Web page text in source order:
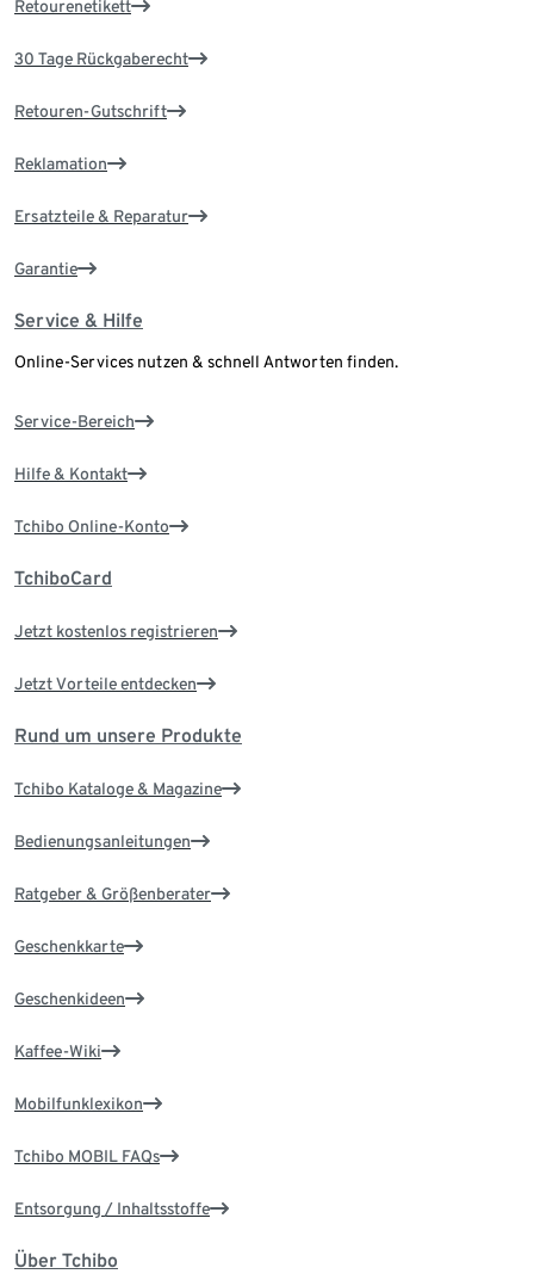
Retourenetikett
30 Tage Rückgaberecht
Retouren-Gutschrift
Reklamation
Ersatzteile & Reparatur
Garantie
Service & Hilfe
Online-Services nutzen & schnell Antworten finden.
Service-Bereich
Hilfe & Kontakt
Tchibo Online-Konto
TchiboCard
Jetzt kostenlos registrieren
Jetzt Vorteile entdecken
Rund um unsere Produkte
Tchibo Kataloge & Magazine
Bedienungsanleitungen
Ratgeber & Größenberater
Geschenkkarte
Geschenkideen
Kaffee-Wiki
Mobilfunklexikon
Tchibo MOBIL FAQs
Entsorgung / Inhaltsstoffe
Über Tchibo